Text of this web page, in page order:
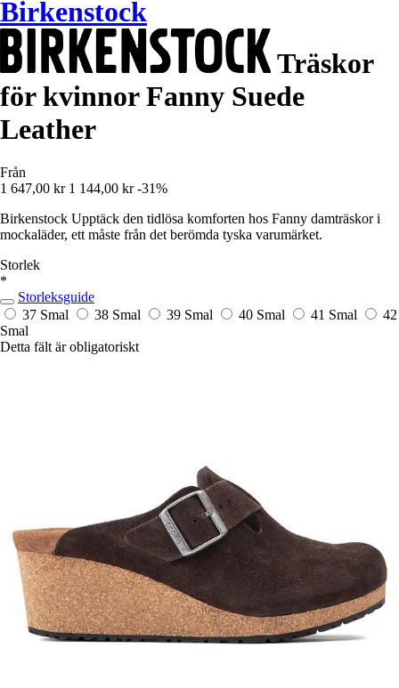
Birkenstock
Träskor
för kvinnor Fanny Suede
Leather
Från
1 647,00 kr 1 144,00 kr -31%
Birkenstock Upptäck den tidlösa komforten hos Fanny damträskor i
mockaläder, ett måste från det berömda tyska varumärket.
Storlek
*
Storleksguide
37 Smal
38 Smal 39 Smal 40 Smal 41 Smal
42
Smal
Detta fält är obligatoriskt